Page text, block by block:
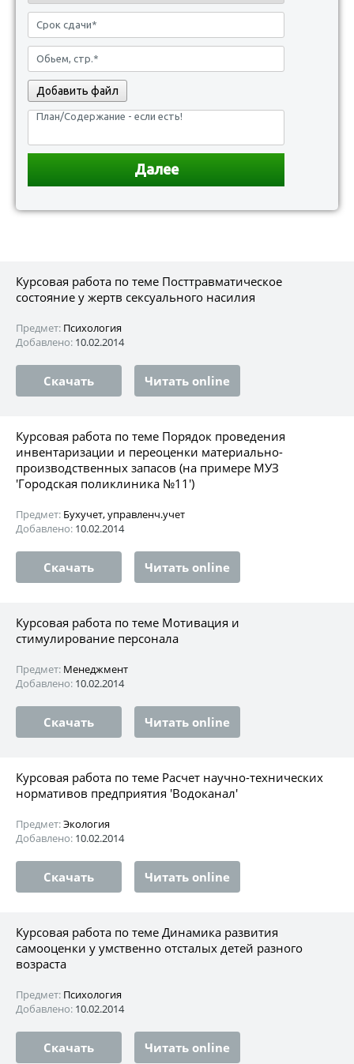
Добавить файл
Курсовая работа по теме Посттравматическое
состояние у жертв сексуального насилия
Предмет: Психология
Добавлено: 10.02.2014
Скачать Читать online
Курсовая работа по теме Порядок проведения
инвентаризации и переоценки материально-
производственных запасов (на примере МУЗ
'Городская поликлиника №11')
Предмет: Бухучет, управленч.учет
Добавлено: 10.02.2014
Скачать Читать online
Курсовая работа по теме Мотивация и
стимулирование персонала
Предмет: Менеджмент
Добавлено: 10.02.2014
Скачать Читать online
Курсовая работа по теме Расчет научно-технических
нормативов предприятия 'Водоканал'
Предмет:Экология
Добавлено: 10.02.2014
Скачать Читать online
Курсовая работа по теме Динамика развития
самооценки у умственно отсталых детей разного
возраста
Предмет: Психология
Добавлено: 10.02.2014
Скачать Читать online